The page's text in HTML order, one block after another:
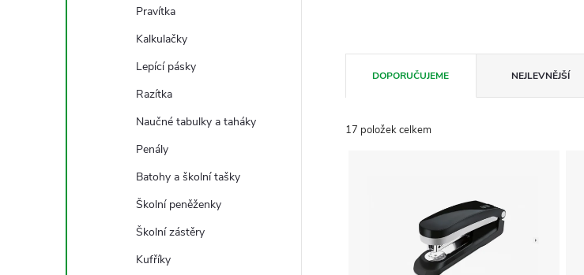
Pravítka
Kalkulačky
Lepící pásky
Razítka
Naučné tabulky a taháky
Penály
Batohy a školní tašky
Školní peněženky
Školní zástěry
Kufříky
a
DOPORUČUJEME NEJLEVNĚJŠÍ
17 položek celkem